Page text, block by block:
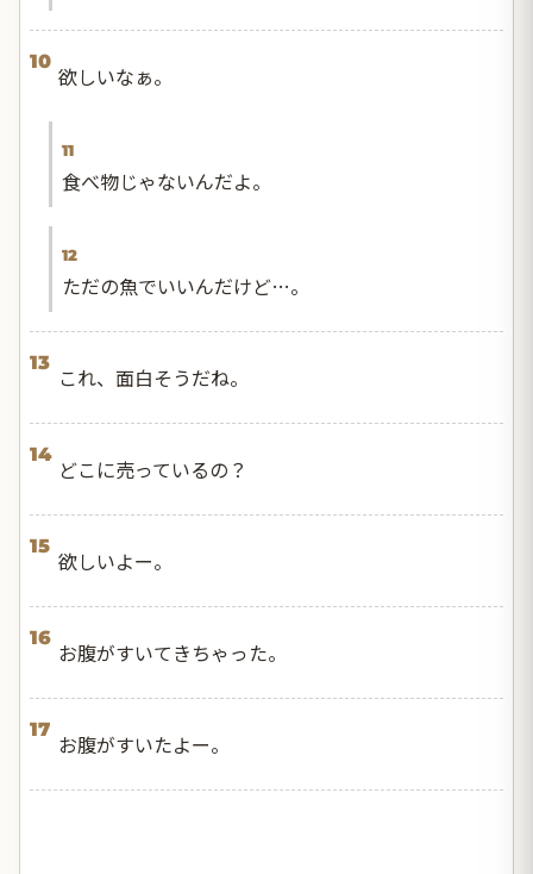
10
欲しいなぁ。
11
食べ物じゃないんだよ。
12
ただの魚でいいんだけど…。
13
これ、面白そうだね。
14
どこに売っているの？
15
欲しいよー。
16
お腹がすいてきちゃった。
17
お腹がすいたよー。